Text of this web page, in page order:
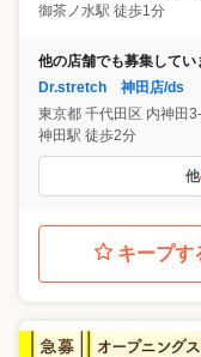
御茶ノ水駅 徒歩1分
他の店舗でも募集してい
Dr.stretch 神田店/ds
東京都 千代田区 内神田
神田駅 徒歩2分
他
キープす